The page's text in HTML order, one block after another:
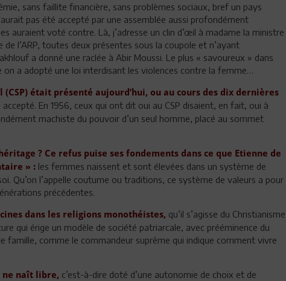
sans faillite financière, sans problèmes sociaux, bref un pays
pas été accepté par une assemblée aussi profondément
auraient voté contre. Là, j’adresse un clin d’œil à madame la ministre
l’ARP, toutes deux présentes sous la coupole et n’ayant
a donné une raclée à Abir Moussi. Le plus « savoureux » dans
on a adopté une loi interdisant les violences contre la femme…
était présenté aujourd’hui, ou au cours des dix dernières
accepté. En 1956, ceux qui ont dit oui au CSP disaient, en fait, oui à
machiste du pouvoir d’un seul homme, placé au sommet
? Ce refus puise ses fondements dans ce que Etienne de
» : les femmes naissent et sont élevées dans un système de
Qu’on l’appelle coutume ou traditions, ce système de valeurs a pour
précédentes.
dans les religions monothéistes, qu’il s’agisse du Christianisme
qui érige un modèle de société patriarcale, avec prééminence du
famille, comme le commandeur suprême qui indique comment vivre
ne naît libre, c’est-à-dire doté d’une autonomie de choix et de